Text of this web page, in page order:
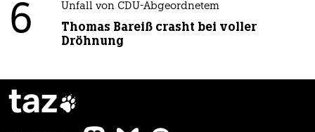
6 Unfall von CDU-Abgeordnetem
Thomas Bareiß crasht bei voller
Dröhnung
taz